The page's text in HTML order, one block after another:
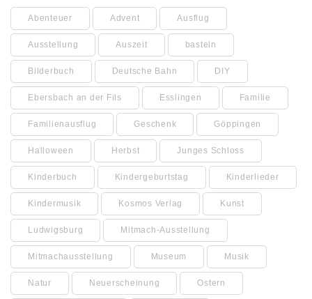
Abenteuer Advent Ausflug
Ausstellung Auszeit basteln
Bilderbuch Deutsche Bahn DIY
Ebersbach an der Fils Esslingen Familie
Familienausflug Geschenk Göppingen
Halloween Herbst Junges Schloss
Kinderbuch Kindergeburtstag Kinderlieder
Kindermusik Kosmos Verlag Kunst
Ludwigsburg Mitmach-Ausstellung
Mitmachausstellung Museum Musik
Natur Neuerscheinung Ostern